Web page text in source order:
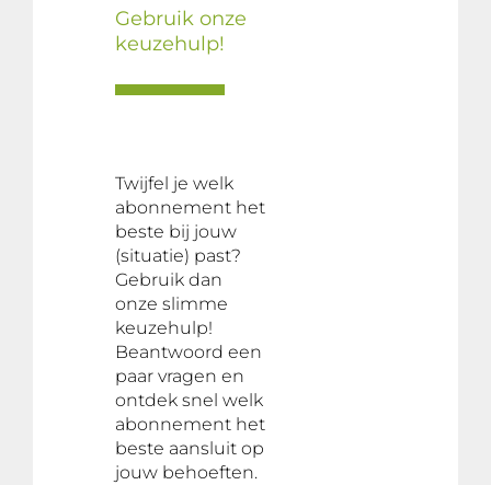
Gebruik onze
keuzehulp!
Twijfel je welk
abonnement het
beste bij jouw
(situatie) past?
Gebruik dan
onze slimme
keuzehulp!
Beantwoord een
paar vragen en
ontdek snel welk
abonnement het
beste aansluit op
jouw behoeften.